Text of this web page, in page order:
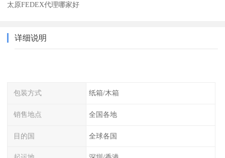
太原FEDEX代理哪家好
详细说明
包装方式 纸箱/木箱
销售地点 全国各地
目的国 全球各国